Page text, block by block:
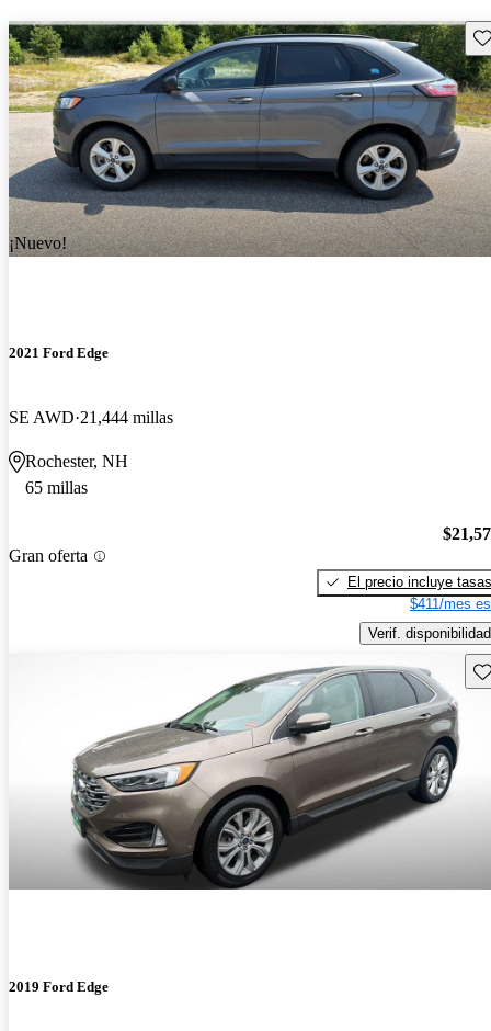
¡Nuevo!
2021 Ford Edge
SE AWD 21,444 millas
Rochester, NH
65 millas
Gran oferta
El precio incluye tasas
$411/mes
Verif. disponibilidad
2019 Ford Edge